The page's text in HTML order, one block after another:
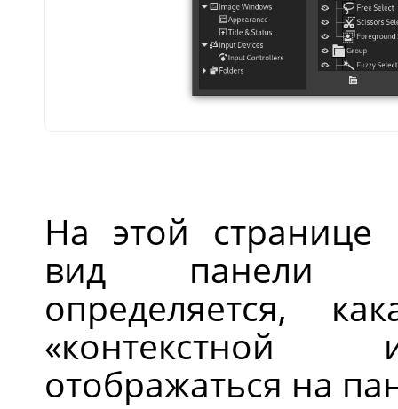
На этой странице
вид панели
определяется,
«контекстной
отображаться на